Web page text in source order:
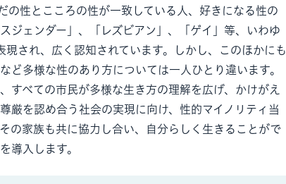
の性とこころの性が一致している人、好きになる性の
ジェンダー」、「レズビアン」、「ゲイ」等、いわゆ
され、広く認知されています。しかし、このほかにも
ど多様な性のあり方については一人ひとり違います。
すべての市民が多様な生き方の理解を広げ、かけがえ
厳を認め合う社会の実現に向け、性的マイノリティ当
の家族も共に協力し合い、自分らしく生きることがで
導入します。